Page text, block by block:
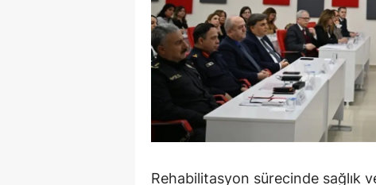
Rehabilitasyon sürecinde sağlık